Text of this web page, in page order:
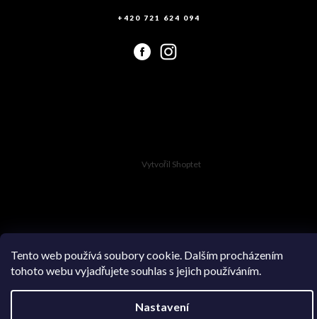
Tento web používá soubory cookie. Dalším procházením
tohoto webu vyjadřujete souhlas s jejich používáním.
Nastavení
+420 721 624 094
Vytvořil Shoptet